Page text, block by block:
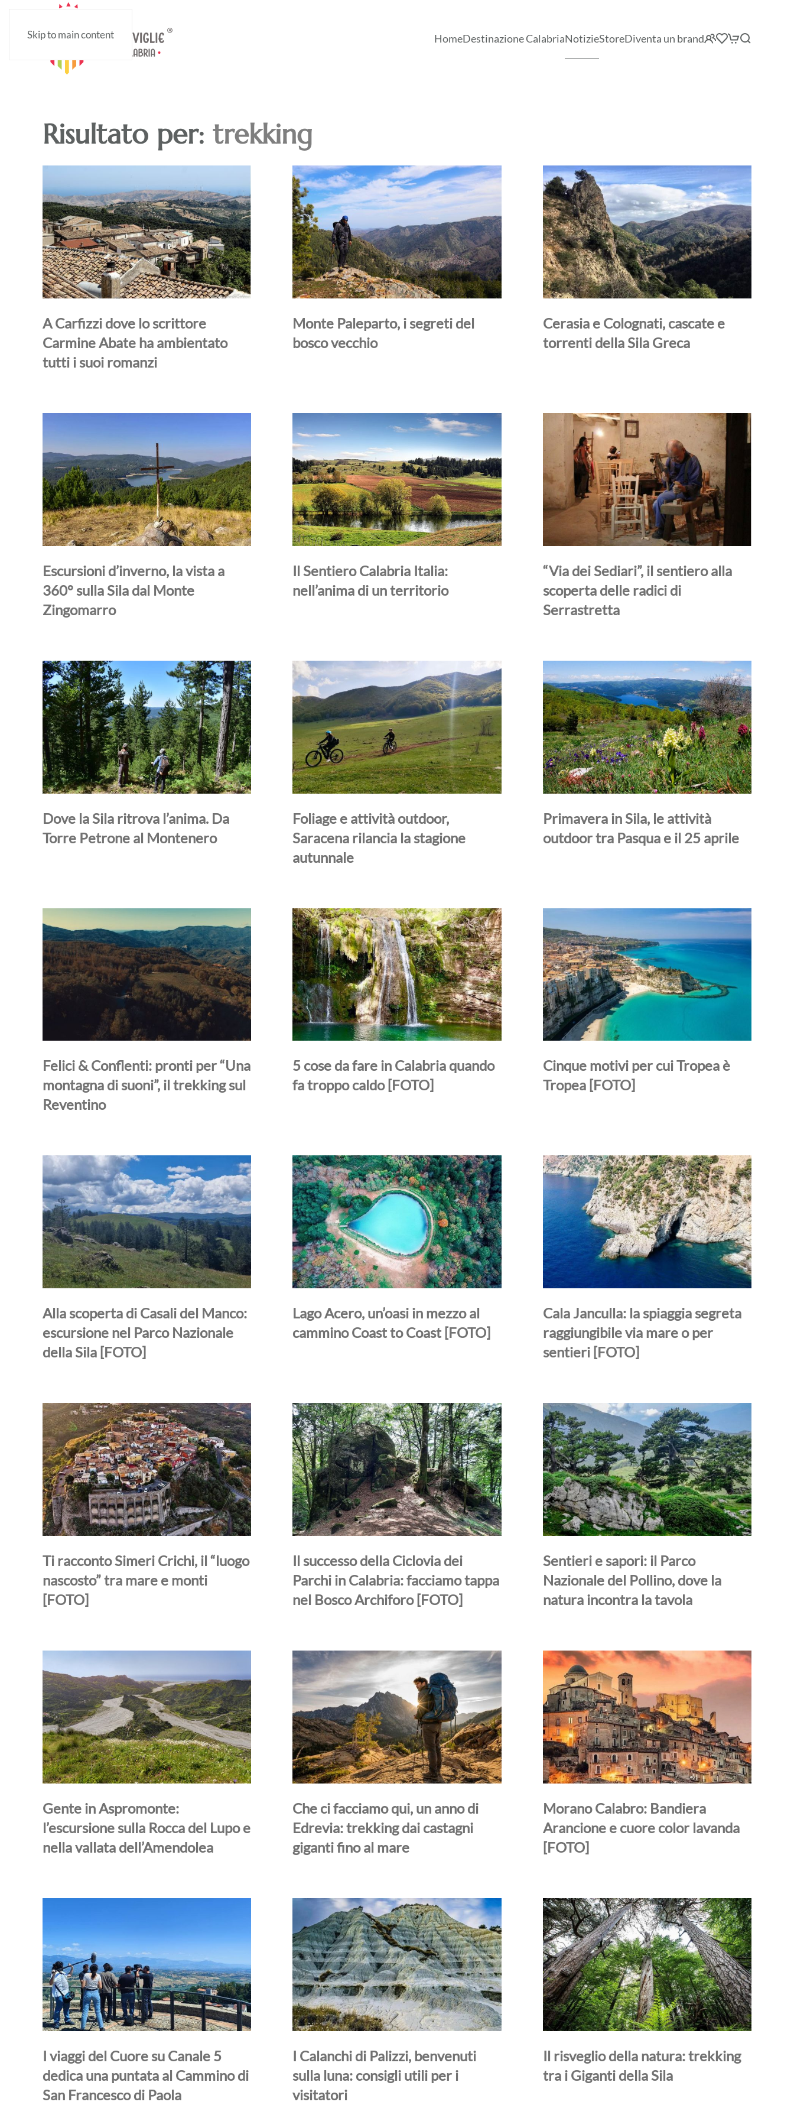
Skip to main content HomeDestinazione CalabriaNotizieStoreDiventa un brand
Risultato per: trekking
A Carfizzi dove lo scrittore
Carmine Abate ha ambientato
tutti i suoi romanzi
Monte Paleparto, i segreti del
bosco vecchio
Cerasia e Colognati, cascate e
torrenti della Sila Greca
Escursioni d’inverno, la vista a
360° sulla Sila dal Monte
Zingomarro
Il Sentiero Calabria Italia:
nell’anima di un territorio
“Via dei Sediari”, il sentiero alla
scoperta delle radici di
Serrastretta
Dove la Sila ritrova l’anima. Da
Torre Petrone al Montenero
Foliage e attività outdoor,
Saracena rilancia la stagione
autunnale
Primavera in Sila, le attività
outdoor tra Pasqua e il 25 aprile
Felici & Conflenti: pronti per “Una
montagna di suoni”, il trekking sul
Reventino
5 cose da fare in Calabria quando
fa troppo caldo [FOTO]
Cinque motivi per cui Tropea è
Tropea [FOTO]
Alla scoperta di Casali del Manco:
escursione nel Parco Nazionale
della Sila [FOTO]
Lago Acero, un’oasi in mezzo al
cammino Coast to Coast [FOTO]
Cala Janculla: la spiaggia segreta
raggiungibile via mare o per
sentieri [FOTO]
Ti racconto Simeri Crichi, il “luogo
nascosto” tra mare e monti
[FOTO]
Il successo della Ciclovia dei
Parchi in Calabria: facciamo tappa
nel Bosco Archiforo [FOTO]
Sentieri e sapori: il Parco
Nazionale del Pollino, dove la
natura incontra la tavola
Gente in Aspromonte:
l’escursione sulla Rocca del Lupo e
nella vallata dell’Amendolea
Che ci facciamo qui, un anno di
Edrevia: trekking dai castagni
giganti fino al mare
Morano Calabro: Bandiera
Arancione e cuore color lavanda
[FOTO]
I viaggi del Cuore su Canale 5
dedica una puntata al Cammino di
San Francesco di Paola
I Calanchi di Palizzi, benvenuti
sulla luna: consigli utili per i
visitatori
Il risveglio della natura: trekking
tra i Giganti della Sila